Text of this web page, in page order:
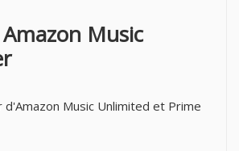
Music
d'Amazon Music Unlimited et Prime